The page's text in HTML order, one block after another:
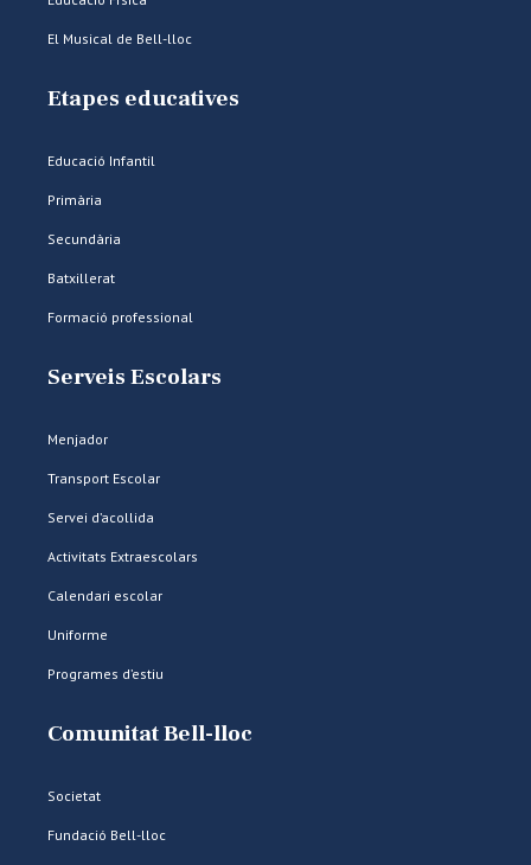
El Musical de Bell-lloc
Etapes educatives
Educació Infantil
Primària
Secundària
Batxillerat
Formació professional
Serveis Escolars
Menjador
Transport Escolar
Servei d’acollida
Activitats Extraescolars
Calendari escolar
Uniforme
Programes d’estiu
Comunitat Bell-lloc
Societat
Fundació Bell-lloc